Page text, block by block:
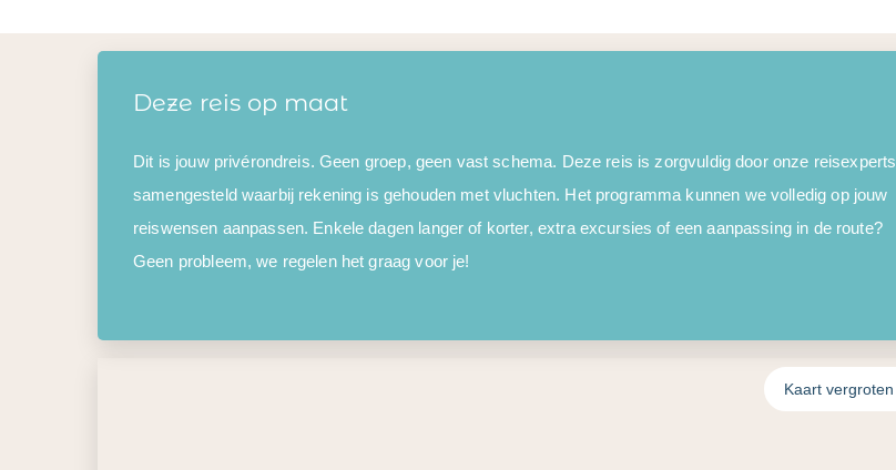
Deze reis op maat
Dit is jouw privérondreis. Geen groep, geen vast schema. Deze reis is zorgvuldig door onze reisexperts
samengesteld waarbij rekening is gehouden met vluchten. Het programma kunnen we volledig op jouw
reiswensen aanpassen. Enkele dagen langer of korter, extra excursies of een aanpassing in de route?
Geen probleem, we regelen het graag voor je!
Kaart vergroten